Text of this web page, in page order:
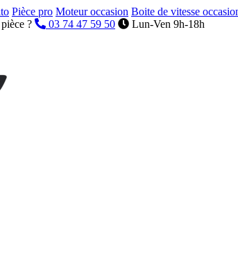
Pièce pro Moteur occasion Boite de vitesse
?
03 74 47 59 50 Lun-Ven 9h-18h